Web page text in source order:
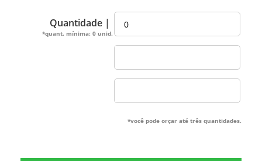
Quantidade |
*quant. mínima: 0 unid.
*você pode orçar até três quantidades.